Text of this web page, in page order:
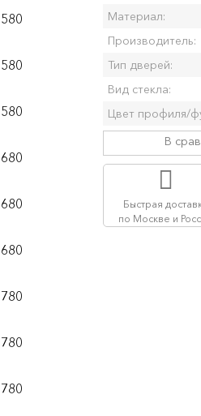
580
580
580
680
680
680
780
780
780
Материал:
Производитель:
Тип дверей:
Вид стекла:
Цвет профиля/
В
Быстрая
по Москве и